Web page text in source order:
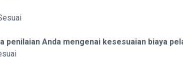
penilaian Anda mengenai kesesuaian biaya